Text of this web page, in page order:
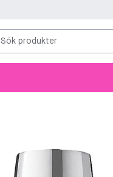
Sök produkter